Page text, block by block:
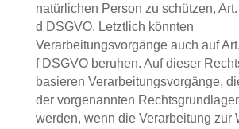
natürlichen Person zu schützen,
d DSGVO. Letztlich könnten
Verarbeitungsvorgänge auch auf
f DSGVO beruhen. Auf dieser
basieren Verarbeitungsvorgänge,
der vorgenannten
werden, wenn die Verarbeitung zur